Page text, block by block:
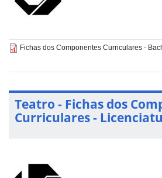
Fichas dos Componentes Curriculares -
Teatro - Fichas dos
Curriculares -